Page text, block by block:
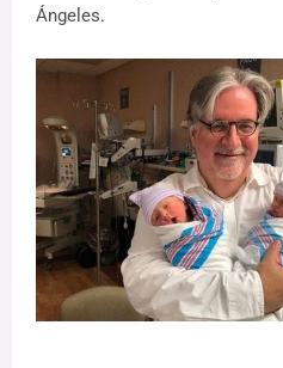
Ángeles.